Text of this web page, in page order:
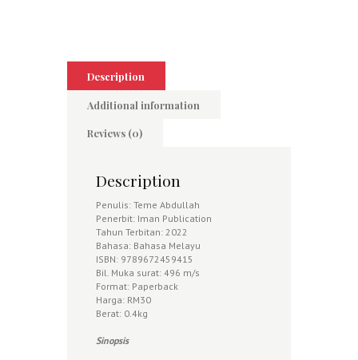
Description
Additional information
Reviews (0)
Description
Penulis: Teme Abdullah
Penerbit: Iman Publication
Tahun Terbitan: 2022
Bahasa: Bahasa Melayu
ISBN: 9789672459415
Bil. Muka surat: 496 m/s
Format: Paperback
Harga: RM30
Berat: 0.4kg
Sinopsis